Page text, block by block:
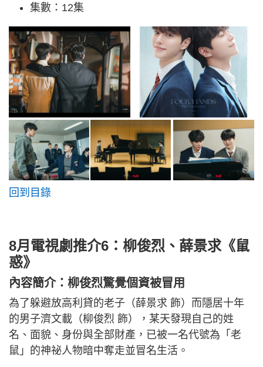
集數：12集
回到目錄
8月電視劇推介6：柳俊烈、薛景求《鼠
惑》
內容簡介：柳俊烈驚覺個資被冒用
為了躲避放高利貸的老子（薛景求 飾）而隱居十年
的男子濟文載（柳俊烈 飾），某天發現自己的姓
名、面貌、身份與全部財產，已被一名代號為「老
鼠」的神祕人物暗中奪走並冒名生活。